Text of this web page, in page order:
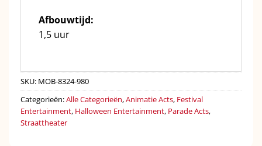
Afbouwtijd:
1,5 uur
SKU: MOB-8324-980
Categorieën:Alle Categorieën,Animatie Acts, Festival
Entertainment, Halloween Entertainment, Parade Acts,
Straattheater